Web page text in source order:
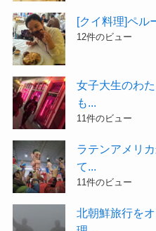
[クイ料理]ペル
12件のビュー
女子大生のわ
も...
11件のビュー
ラテンアメリ
て...
11件のビュー
北朝鮮旅行を